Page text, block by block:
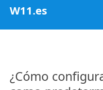
Saltar
W11.es
¿Cómo